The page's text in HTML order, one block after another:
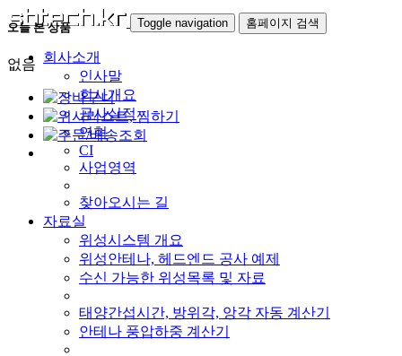
Toggle navigation 홈페이지 검색
회사소개
인사말
회사개요
공사실적
연혁
CI
사업영역
찾아오시는 길
자료실
위성시스템 개요
위성안테나, 헤드엔드 공사 예제
수신 가능한 위성목록 및 자료
태양간섭시간, 방위각, 앙각 자동 계산기
안테나 풍압하중 계산기
오늘 본 상품
없음